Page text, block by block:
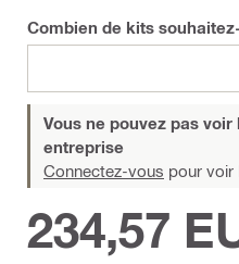
Combien de kits
Vous ne pouvez pas
entreprise
Connectez-vous pour voir
234,57